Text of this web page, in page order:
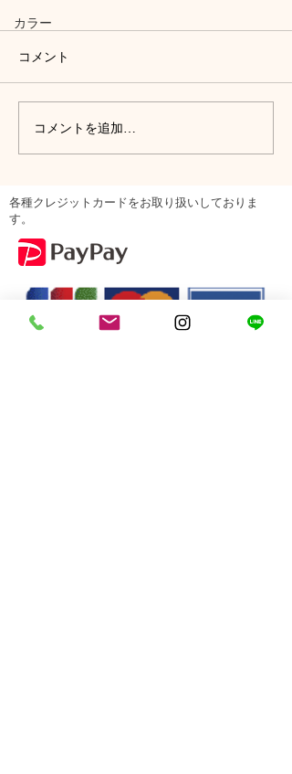
カラー
コメント
コメントを追加…
各種クレジットカードをお取り扱いしておりま
す。